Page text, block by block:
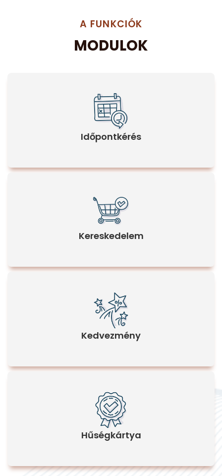
A FUNKCIÓK
MODULOK
Időpontkérés
Kereskedelem
Kedvezmény
Hűségkártya